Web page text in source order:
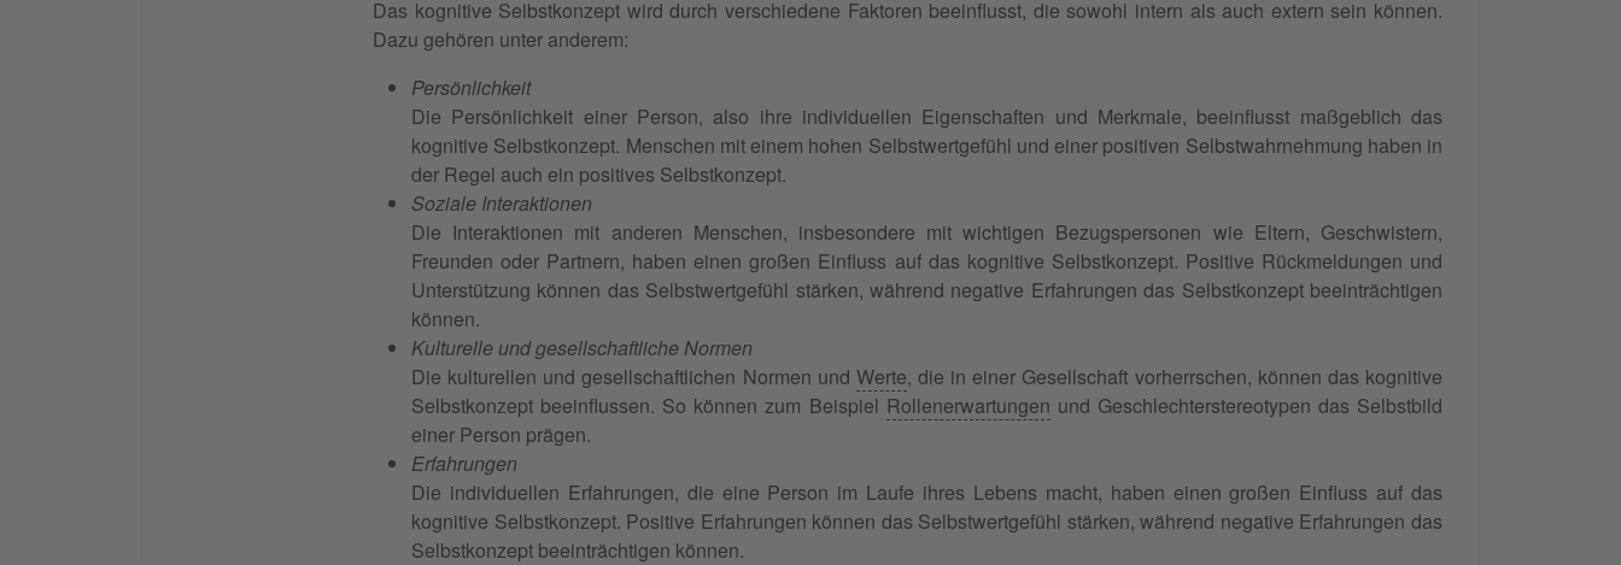
Das kognitive Selbstkonzept wird durch verschiedene Faktoren beeinflusst, die sowohl intern als auch extern sein können.
Dazu gehören unter anderem:
Persönlichkeit
Die Persönlichkeit einer Person, also ihre individuellen Eigenschaften und Merkmale, beeinflusst maßgeblich das
kognitive Selbstkonzept. Menschen mit einem hohen Selbstwertgefühl und einer positiven Selbstwahrnehmung haben in
der Regel auch ein positives Selbstkonzept.
Soziale Interaktionen
Die Interaktionen mit anderen Menschen, insbesondere mit wichtigen Bezugspersonen wie Eltern, Geschwistern,
Freunden oder Partnern, haben einen großen Einfluss auf das kognitive Selbstkonzept. Positive Rückmeldungen und
Unterstützung können das Selbstwertgefühl stärken, während negative Erfahrungen das Selbstkonzept beeinträchtigen
können.
Kulturelle und gesellschaftliche Normen
Die kulturellen und gesellschaftlichen Normen und Werte, die in einer Gesellschaft vorherrschen, können das kognitive
Selbstkonzept beeinflussen. So können zum Beispiel Rollenerwartungen und Geschlechterstereotypen das Selbstbild
einer Person prägen.
Erfahrungen
Die individuellen Erfahrungen, die eine Person im Laufe ihres Lebens macht, haben einen großen Einfluss auf das
kognitive Selbstkonzept. Positive Erfahrungen können das Selbstwertgefühl stärken, während negative Erfahrungen das
Selbstkonzept beeinträchtigen können.